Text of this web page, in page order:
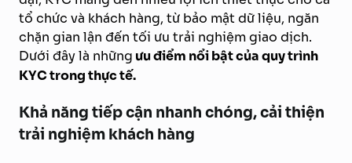
tổ chức và khách hàng, từ bảo mật dữ liệu, ngăn
chặn gian lận đến tối ưu trải nghiệm giao dịch.
Dưới đây là những ưu điểm nổi bật của quy trình
KYC trong thực tế.
Khả năng tiếp cận nhanh chóng, cải thiện
trải nghiệm khách hàng